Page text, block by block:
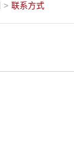
> 联系方式